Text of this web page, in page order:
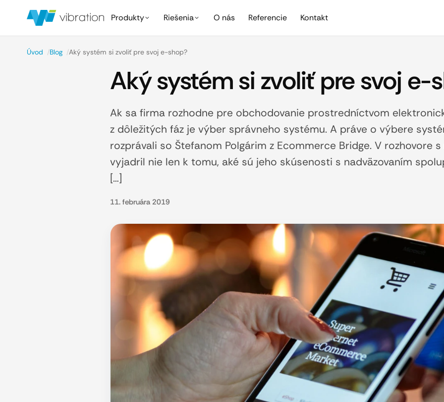
Produkty Riešenia O nás Referencie Kontakt
Úvod /Blog /Aký systém si zvoliť pre svoj e-shop?
Aký systém si zvoliť pre svoj e-
Ak sa firma rozhodne pre obchodovanie prostredníctvom
z dôležitých fáz je výber správneho systému. A práve o výbere
rozprávali so Štefanom Polgárim z Ecommerce Bridge. V rozhovore
vyjadril nie len k tomu, aké sú jeho skúsenosti s nadväzovaním
[…]
11. februára 2019